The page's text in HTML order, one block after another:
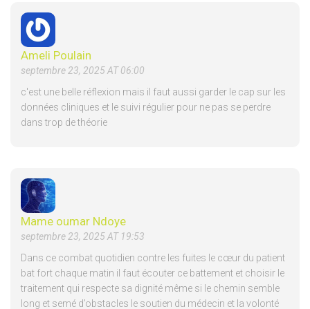
Ameli Poulain
septembre 23, 2025 AT 06:00
c'est une belle réflexion mais il faut aussi garder le cap sur les
données cliniques et le suivi régulier pour ne pas se perdre
dans trop de théorie
Mame oumar Ndoye
septembre 23, 2025 AT 19:53
Dans ce combat quotidien contre les fuites le cœur du patient
bat fort chaque matin il faut écouter ce battement et choisir le
traitement qui respecte sa dignité même si le chemin semble
long et semé d’obstacles le soutien du médecin et la volonté